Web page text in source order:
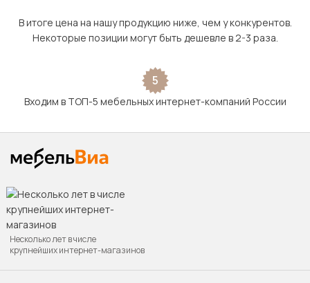
В итоге цена на нашу продукцию ниже, чем у конкурентов.
Некоторые позиции могут быть дешевле в 2-3 раза.
5
Входим в ТОП-5 мебельных интернет-компаний России
Несколько лет в числе
крупнейших интернет-магазинов